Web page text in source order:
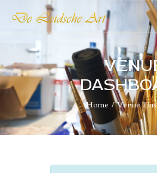
Home Venue
DE
De plaatst voor
HOME
COLLECTIES
VERENIGING
NIEUWS